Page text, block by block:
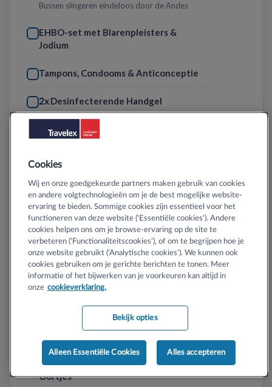
Bussen slingeren eindeloos door de Andes
EHBO-set met Blarenpleisters &
Jodium
Tampons, Condooms & Anticonceptie
2xDesinfecterende Handgel
HANDIG VOOR ONDERWEG
2xBackpack of Flexibele Tas
Rolkoffers zijn een hel op kasseien in Cusco
2xMoneybelt
Draag je paspoort veilig en onzichtbaar
2xPacking Cubes
2xKleine dagrugzak
Voor excursies en wandeltochten
Reiskussen & Slaapmasker
2xNoise-cancelling Koptelefoon /
Oortjes
Cookies
Wij en onze goedgekeurde partners maken gebruik van cookies
en andere volgtechnologieën om je de best mogelijke website-
ervaring te bieden. Sommige cookies zijn essentieel voor het
functioneren van deze website ('Essentiële cookies'). Andere
cookies helpen ons om je browse-ervaring op de site te
verbeteren ('Functionaliteitscookies'), of om te begrijpen hoe je
onze website gebruikt ('Analytische cookies'). We kunnen ook
cookies gebruiken om je gerichte berichten te tonen. Meer
informatie of het bijwerken van je voorkeuren kan altijd in
onze cookieverklaring.
Bekijk opties
Alleen Essentiële Cookies Alles accepteren